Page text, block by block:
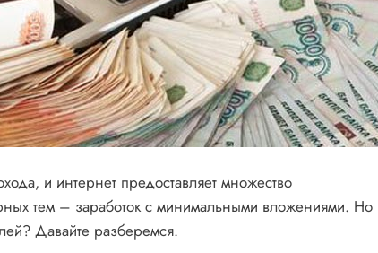
и интернет предоставляет множество
тем – заработок с минимальными вложениями. Но
Давайте разберемся.